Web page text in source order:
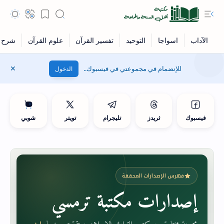
للإنضمام في مجموعتي في فيسبوك.. الدخول
فيسبوك ثريدز تليجرام تويتر شوبي
فهرس الإصدارات المحققة
إصدارات مكتبة ترمسي